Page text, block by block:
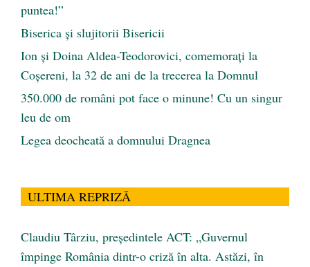
puntea!”
Biserica și slujitorii Bisericii
Ion și Doina Aldea-Teodorovici, comemorați la
Coșereni, la 32 de ani de la trecerea la Domnul
350.000 de români pot face o minune! Cu un singur
leu de om
Legea deocheată a domnului Dragnea
ULTIMA REPRIZĂ
Claudiu Târziu, președintele ACT: „Guvernul
împinge România dintr-o criză în alta. Astăzi, în